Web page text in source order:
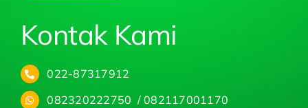
Kontak Kami
022-87317912
082320222750 / 082117001170